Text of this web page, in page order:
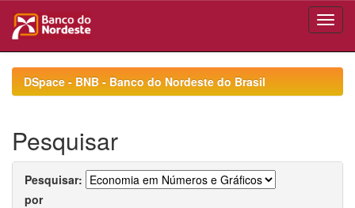
navigationDSpace - BNB - Banco do Nordeste do Brasil
Pesquisar
Pesquisar:
por